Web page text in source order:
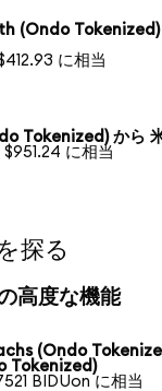
(Ondo Tokenized)
に相当
Tokenized) から
に相当
探る
高度な機能
(Ondo
Tokenized)
BIDUon に相当